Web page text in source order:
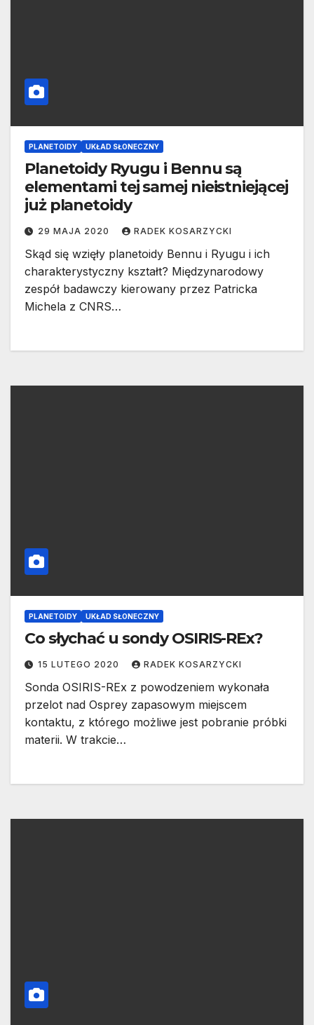
PLANETOIDY UKŁAD SŁONECZNY
Planetoidy Ryugu i Bennu są
elementami tej samej nieistniejącej
już planetoidy
29 MAJA 2020 RADEK KOSARZYCKI
Skąd się wzięły planetoidy Bennu i Ryugu i ich
charakterystyczny kształt? Międzynarodowy
zespół badawczy kierowany przez Patricka
Michela z CNRS…
PLANETOIDY UKŁAD SŁONECZNY
Co słychać u sondy OSIRIS-REx?
15 LUTEGO 2020 RADEK KOSARZYCKI
Sonda OSIRIS-REx z powodzeniem wykonała
przelot nad Osprey zapasowym miejscem
kontaktu, z którego możliwe jest pobranie próbki
materii. W trakcie…